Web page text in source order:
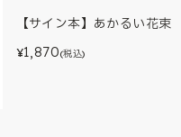
【サイン本】あかるい花束
¥1,870(税込)